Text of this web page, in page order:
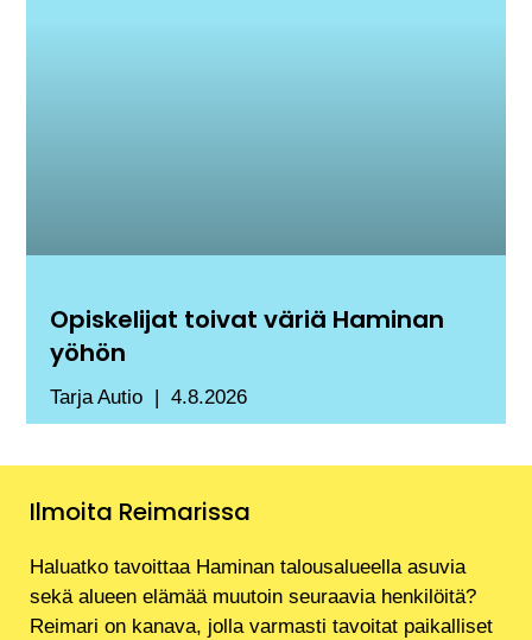
Opiskelijat toivat väriä Haminan
yöhön
Tarja Autio 4.8.2026
Ilmoita Reimarissa
Haluatko tavoittaa Haminan talousalueella asuvia
sekä alueen elämää muutoin seuraavia henkilöitä?
Reimari on kanava, jolla varmasti tavoitat paikalliset